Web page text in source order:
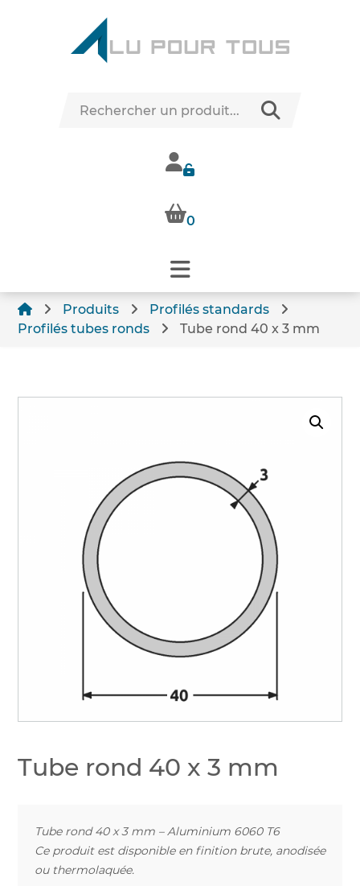
0
Produits
Profilés standards
Profilés tubes ronds
Tube rond 40 x 3 mm
Tube rond 40 x 3 mm
Tube rond 40 x 3 mm – Aluminium 6060 T6
Ce produit est disponible en finition brute, anodisée
ou thermolaquée.